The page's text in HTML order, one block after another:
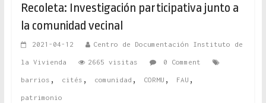
Recoleta: Investigación participativa junto a
la comunidad vecinal
2021-04-12 Centro de Documentación Instituto de
la Vivienda 2665 visitas 0 Comment
barrios , cités , comunidad , CORMU , FAU ,
patrimonio